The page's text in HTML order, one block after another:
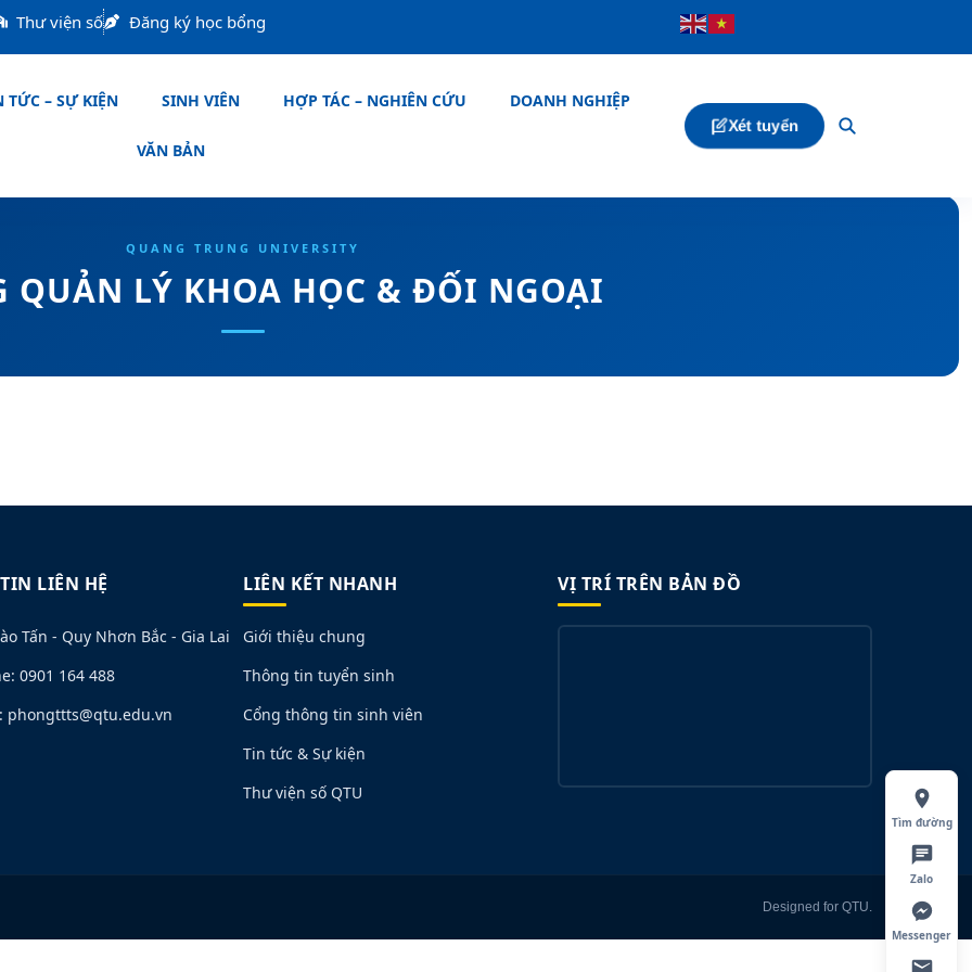
Thư viện số Đăng ký học bổng
TỨC – SỰ KIỆN SINH VIÊN HỢP TÁC – NGHIÊN CỨU DOANH NGHIỆP
VĂN BẢN
Xét tuyển
QUẢN LÝ KHOA HỌC & ĐỐI NGOẠI
LIÊN HỆ
Tấn - Quy Nhơn Bắc - Gia Lai
0901 164 488
phongttts@qtu.edu.vn
LIÊN KẾT NHANH
Giới thiệu chung
Thông tin tuyển sinh
Cổng thông tin sinh viên
Tin tức & Sự kiện
Thư viện số QTU
VỊ TRÍ TRÊN BẢN ĐỒ
Designed for QTU.
Tìm đường
Zalo
Messenger